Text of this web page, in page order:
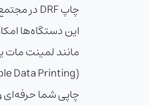
چاپی شما حرفه‌ای